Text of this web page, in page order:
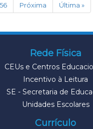
Próxima Última »
Rede Física
CEUs e Centros
Incentivo à Leitura
SE - Secretaria de
Unidades Escolares
Currículo